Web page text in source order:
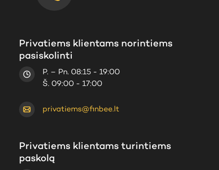
Privatiems klientams norintiems
pasiskolinti
P. – Pn. 08:15 - 19:00
Š. 09:00 - 17:00
privatiems@finbee.lt
Privatiems klientams turintiems
paskolą